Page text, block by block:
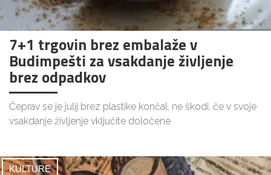
7+1 trgovin brez embalaže v
Budimpešti za vsakdanje življenje
brez odpadkov
Čeprav se je julij brez plastike končal, ne škodi, če v svoje
vsakdanje življenje vključite določene
KULTURE